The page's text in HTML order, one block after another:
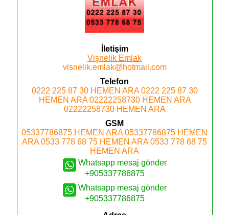
İletişim
Vişnelik Emlak
visnelik.emlak@hotmail.com
Telefon
0222 225 87 30 HEMEN ARA 0222 225 87 30
HEMEN ARA 02222258730 HEMEN ARA
02222258730 HEMEN ARA
GSM
05337786875 HEMEN ARA 05337786875 HEMEN
ARA 0533 778 68 75 HEMEN ARA 0533 778 68 75
HEMEN ARA
Whatsapp mesaj gönder
+905337786875
Whatsapp mesaj gönder
+905337786875